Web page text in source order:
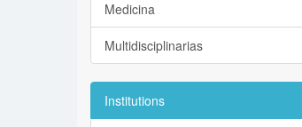
Medicina
Multidisciplinarias
Institutions